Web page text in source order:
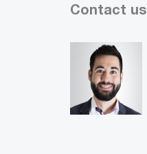
Contact us